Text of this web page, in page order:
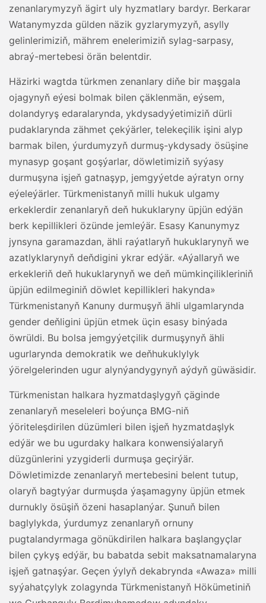
zenanlarymyzyň ägirt uly hyzmatlary bardyr. Berkarar
Watanymyzda gülden näzik gyzlarymyzyň, asylly
gelinlerimiziň, mährem enelerimiziň sylag-sarpasy,
abraý-mertebesi örän belentdir.
Häzirki wagtda türkmen zenanlary diňe bir maşgala
ojagynyň eýesi bolmak bilen çäklenmän, eýsem,
dolandyryş edaralarynda, ykdysadyýetimiziň dürli
pudaklarynda zähmet çekýärler, telekeçilik işini alyp
barmak bilen, ýurdumyzyň durmuş-ykdysady ösüşine
mynasyp goşant goşýarlar, döwletimiziň syýasy
durmuşyna işjeň gatnaşyp, jemgyýetde aýratyn orny
eýeleýärler. Türkmenistanyň milli hukuk ulgamy
erkeklerdir zenanlaryň deň hukuklaryny üpjün edýän
berk kepillikleri özünde jemleýär. Esasy Kanunymyz
jynsyna garamazdan, ähli raýatlaryň hukuklarynyň we
azatlyklarynyň deňdigini ykrar edýär. «Aýallaryň we
erkekleriň deň hukuklarynyň we deň mümkinçilikleriniň
üpjün edilmeginiň döwlet kepillikleri hakynda»
Türkmenistanyň Kanuny durmuşyň ähli ulgamlarynda
gender deňligini üpjün etmek üçin esasy binýada
öwrüldi. Bu bolsa jemgyýetçilik durmuşynyň ähli
ugurlarynda demokratik we deňhukuklylyk
ýörelgelerinden ugur alynýandygynyň aýdyň güwäsidir.
Türkmenistan halkara hyzmatdaşlygyň çäginde
zenanlaryň meseleleri boýunça BMG-niň
ýöriteleşdirilen düzümleri bilen işjeň hyzmatdaşlyk
edýär we bu ugurdaky halkara konwensiýalaryň
düzgünlerini yzygiderli durmuşa geçirýär.
Döwletimizde zenanlaryň mertebesini belent tutup,
olaryň bagtyýar durmuşda ýaşamagyny üpjün etmek
durnukly ösüşiň özeni hasaplanýar. Şunuň bilen
baglylykda, ýurdumyz zenanlaryň ornuny
pugtalandyrmaga gönükdirilen halkara başlangyçlar
bilen çykyş edýär, bu babatda sebit maksatnamalaryna
işjeň gatnaşýar. Geçen ýylyň dekabrynda «Awaza» milli
syýahatçylyk zolagynda Türkmenistanyň Hökümetiniň